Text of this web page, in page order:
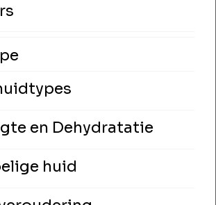
en Dehydratatie
huid